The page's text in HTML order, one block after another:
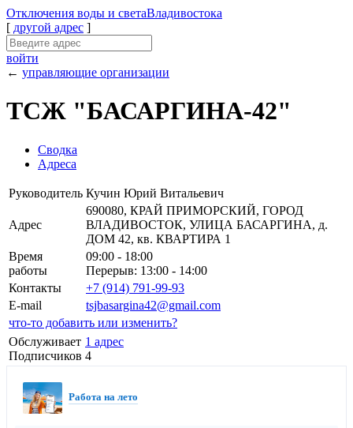
Отключения воды и светаВладивостока
[ другой адрес ]
войти
← управляющие организации
ТСЖ "БАСАРГИНА-42"
Сводка
Адреса
Руководитель Кучин Юрий Витальевич
Адрес
690080, КРАЙ ПРИМОРСКИЙ, ГОРОД
ВЛАДИВОСТОК, УЛИЦА БАСАРГИНА, д.
ДОМ 42, кв. КВАРТИРА 1
Время
работы
09:00 - 18:00
Перерыв: 13:00 - 14:00
Контакты
+7 (914) 791-99-93
E-mail
tsjbasargina42@gmail.com
что-то добавить или изменить?
Обслуживает
Подписчиков
1 адрес
4
Работа на лето